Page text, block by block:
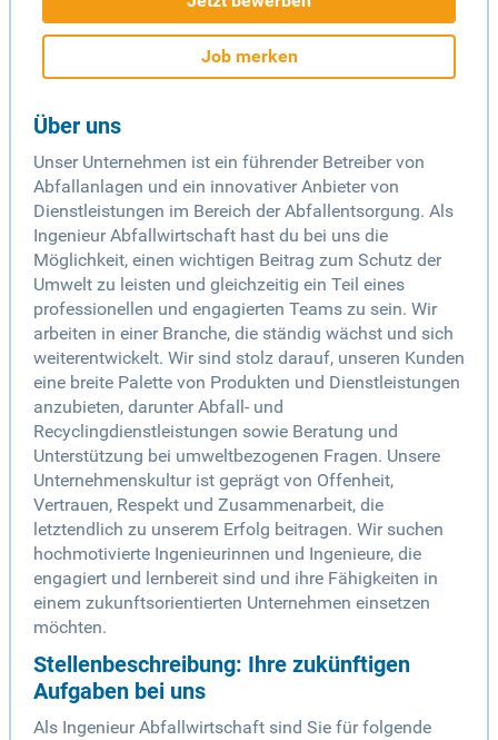
Job merken
Über uns
Unser Unternehmen ist ein führender Betreiber von
Abfallanlagen und ein innovativer Anbieter von
Dienstleistungen im Bereich der Abfallentsorgung. Als
Ingenieur Abfallwirtschaft hast du bei uns die
Möglichkeit, einen wichtigen Beitrag zum Schutz der
Umwelt zu leisten und gleichzeitig ein Teil eines
professionellen und engagierten Teams zu sein. Wir
arbeiten in einer Branche, die ständig wächst und sich
weiterentwickelt. Wir sind stolz darauf, unseren Kunden
eine breite Palette von Produkten und Dienstleistungen
anzubieten, darunter Abfall- und
Recyclingdienstleistungen sowie Beratung und
Unterstützung bei umweltbezogenen Fragen. Unsere
Unternehmenskultur ist geprägt von Offenheit,
Vertrauen, Respekt und Zusammenarbeit, die
letztendlich zu unserem Erfolg beitragen. Wir suchen
hochmotivierte Ingenieurinnen und Ingenieure, die
engagiert und lernbereit sind und ihre Fähigkeiten in
einem zukunftsorientierten Unternehmen einsetzen
möchten.
Stellenbeschreibung: Ihre zukünftigen
Aufgaben bei uns
Als Ingenieur Abfallwirtschaft sind Sie für folgende